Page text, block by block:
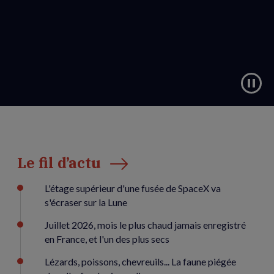
Le fil d’actu
L'étage supérieur d'une fusée de SpaceX va
s'écraser sur la Lune
Juillet 2026, mois le plus chaud jamais enregistré
en France, et l'un des plus secs
Lézards, poissons, chevreuils... La faune piégée